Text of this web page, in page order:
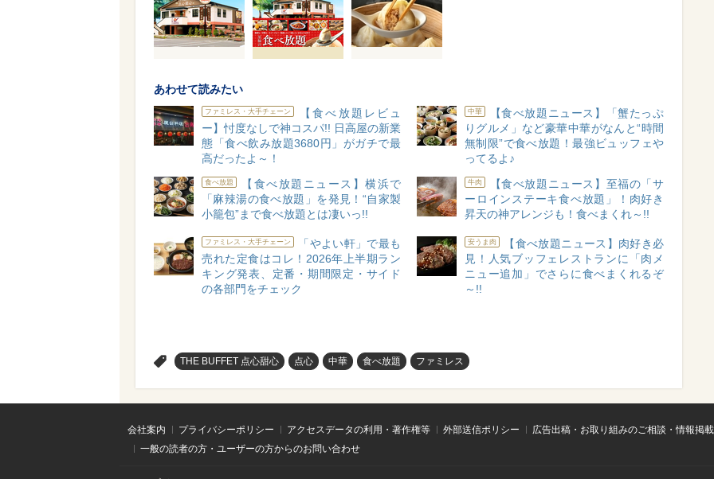
あわせて読みたい
ファミレス・大手チェーン
【食べ放題レビュ
ー】忖度なしで神コスパ!! 日高屋の新業
態「食べ飲み放題3680円」がガチで最
高だったよ～！
中華
【食べ放題ニュース】「蟹たっぷ
りグルメ」など豪華中華がなんと“時間
無制限”で食べ放題！最強ビュッフェや
ってるよ♪
食べ放題
【食べ放題ニュース】横浜で
「麻辣湯の食べ放題」を発見！“自家製
小籠包”まで食べ放題とは凄いっ!!
牛肉
【食べ放題ニュース】至福の「サ
ーロインステーキ食べ放題」！肉好き
昇天の神アレンジも！食べまくれ～!!
ファミレス・大手チェーン
「やよい軒」で最も
売れた定食はコレ！2026年上半期ラン
キング発表、定番・期間限定・サイド
の各部門をチェック
安うま肉
【食べ放題ニュース】肉好き必
見！人気ブッフェレストランに「肉メ
ニュー追加」でさらに食べまくれるぞ
～!!
THE BUFFET 点心甜心 点心 中華 食べ放題 ファミレス
会社案内 プライバシーポリシー アクセスデータの利用・著作権等 外部送信ポリシー
広告出稿・お取り組みのご相談・情報掲
一般の読者の方・ユーザーの方からのお問い合わせ